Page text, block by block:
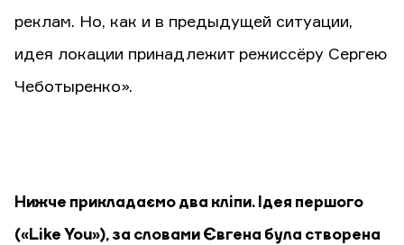
реклам. Но, как и в предыдущей ситуации,
идея локации принадлежит режиссёру Сергею
Чеботыренко».
Нижче прикладаємо два кліпи. Ідея першого
(«Like You»), за словами Євгена була створена